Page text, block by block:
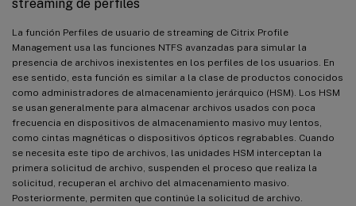
streaming de perfiles
La función Perfiles de usuario de streaming de Citrix Profile
Management usa las funciones NTFS avanzadas para simular la
presencia de archivos inexistentes en los perfiles de los usuarios. En
ese sentido, esta función es similar a la clase de productos conocidos
como administradores de almacenamiento jerárquico (HSM). Los HSM
se usan generalmente para almacenar archivos usados con poca
frecuencia en dispositivos de almacenamiento masivo muy lentos,
como cintas magnéticas o dispositivos ópticos regrabables. Cuando
se necesita este tipo de archivos, las unidades HSM interceptan la
primera solicitud de archivo, suspenden el proceso que realiza la
solicitud, recuperan el archivo del almacenamiento masivo.
Posteriormente, permiten que continúe la solicitud de archivo.